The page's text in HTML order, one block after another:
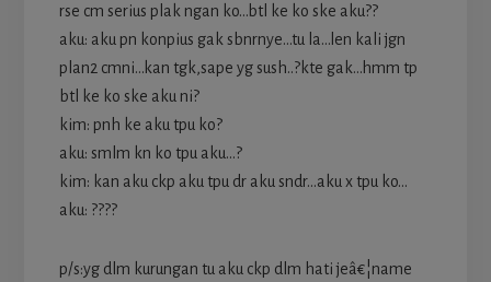
rse cm serius plak ngan ko…btl ke ko ske aku??
aku: aku pn konpius gak sbnrnye…tu la…len kali jgn
plan2 cmni…kan tgk,sape yg sush..?kte gak…hmm tp
btl ke ko ske aku ni?
kim: pnh ke aku tpu ko?
aku: smlm kn ko tpu aku…?
kim: kan aku ckp aku tpu dr aku sndr…aku x tpu ko…
aku: ????
p/s:yg dlm kurungan tu aku ckp dlm hati jeâ€¦name